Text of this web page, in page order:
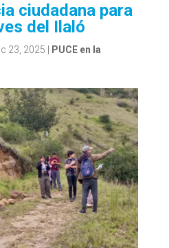
ciudadana para
del Ilaló
23, 2025
PUCE en la